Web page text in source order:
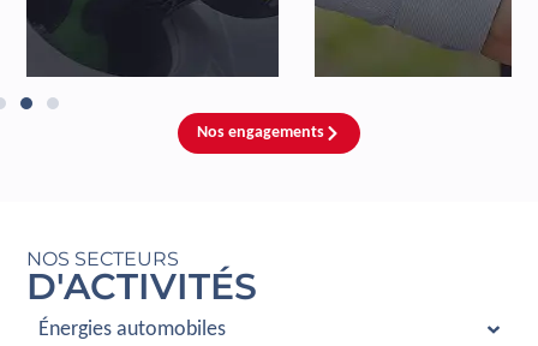
Nos engagements
NOS SECTEURS
D'ACTIVITÉS
Énergies automobiles